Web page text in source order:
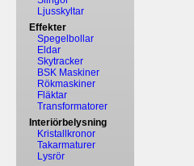
Ljusskyltar
Effekter
Spegelbollar
Eldar
Skytracker
BSK Maskiner
Rökmaskiner
Fläktar
Transformatorer
Interiörbelysning
Kristallkronor
Takarmaturer
Lysrör